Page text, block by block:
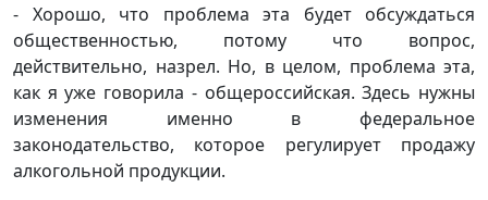
- Хорошо, что проблема эта будет обсуждаться
общественностью, потому что вопрос,
действительно, назрел. Но, в целом, проблема эта,
как я уже говорила - общероссийская. Здесь нужны
изменения именно в федеральное
законодательство, которое регулирует продажу
алкогольной продукции.